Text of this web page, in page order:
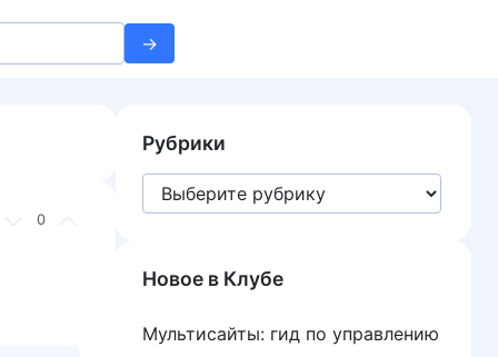
0
Рубрики
Рубрики
Новое в Клубе
Мультисайты: гид по управлению